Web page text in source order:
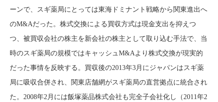
ーンで、スギ薬局にとっては東海ドミナント戦略から関東進出へ
のM&Aだった。株式交換による買収方式は現金支出を抑えつ
つ、被買収会社の株主を新会社の株主として取り込む手法で、当
時のスギ薬局の規模ではキャッシュM&Aより株式交換が現実的
だった事情を反映する。買収後の2013年3月にジャパンはスギ薬
局に吸収合併され、関東店舗網がスギ薬局の直営拠点に統合され
た。2008年2月には飯塚薬品株式会社も完全子会社化し（2011年2